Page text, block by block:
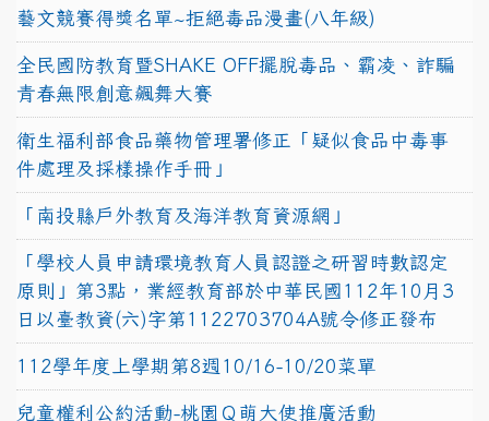
藝文競賽得獎名單~拒絕毒品漫畫(八年級)
全民國防教育暨SHAKE OFF擺脫毒品、霸凌、詐騙
青春無限創意飆舞大賽
衛生福利部食品藥物管理署修正「疑似食品中毒事
件處理及採樣操作手冊」
「南投縣戶外教育及海洋教育資源網」
「學校人員申請環境教育人員認證之研習時數認定
原則」第3點，業經教育部於中華民國112年10月3
日以臺教資(六)字第1122703704A號令修正發布
112學年度上學期第8週10/16-10/20菜單
兒童權利公約活動-桃園Ｑ萌大使推廣活動